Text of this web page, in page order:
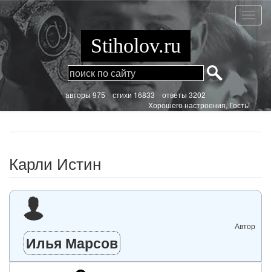
Перейти
к
основному
содержанию
Карли
Истин
Stiholov.ru
aвторы 975стихи 16833 ответы 3202
Хорошего настроения, Гость!
Карли Истин
Автор
Илья Марсов